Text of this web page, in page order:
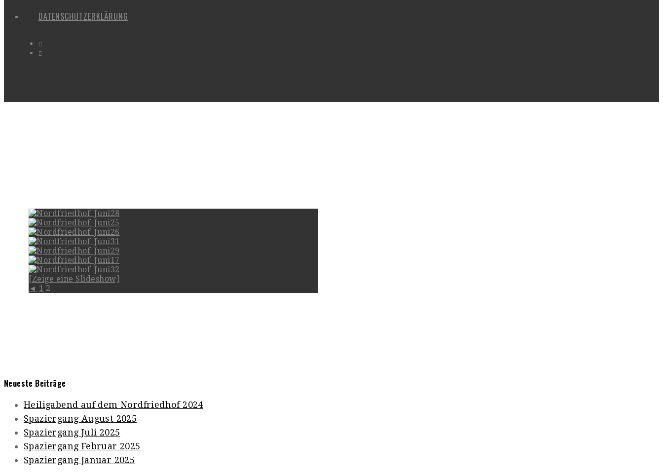
DATENSCHUTZERKLÄRUNG
[Zeige eine Slideshow]
◄ 1 2
Neueste Beiträge
Heiligabend auf dem Nordfriedhof 2024
Spaziergang August 2025
Spaziergang Juli 2025
Spaziergang Februar 2025
Spaziergang Januar 2025